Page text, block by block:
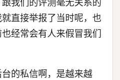
我们的评测毫无关系的
直接举报了当时呢，也
经常会有人来假冒我们
的私信啊，是越来越